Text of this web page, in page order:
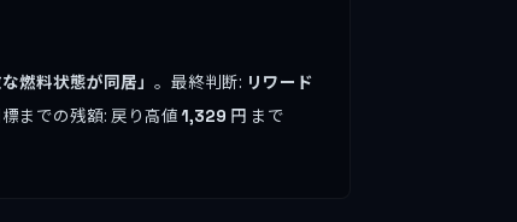
燃料状態が同居」 。最終判断: リワード
までの残額: 戻り高値1,329 円 まで